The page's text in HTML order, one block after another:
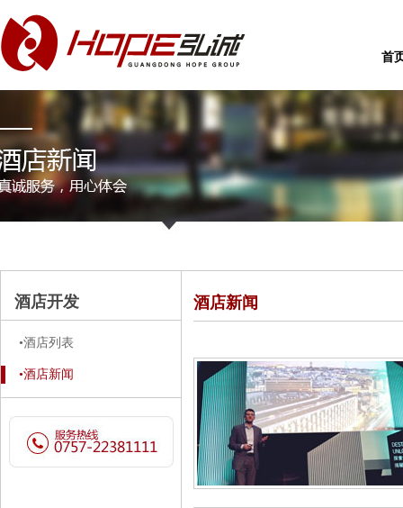
首
酒店开发
•酒店列表
•酒店新闻
酒店新闻